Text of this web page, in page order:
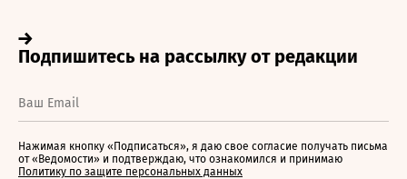
Нажимая кнопку «Подписаться», я даю свое согласие получать письма
от «Ведомости» и подтверждаю, что ознакомился и принимаю
Политику по защите персональных данных